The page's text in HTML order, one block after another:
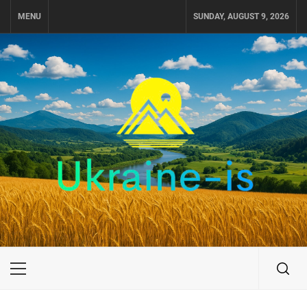
MENU SUNDAY, AUGUST 9, 2026
UKRAINE-IS
ПОДОРОЖI ПО УКРАЇНІ
Primary